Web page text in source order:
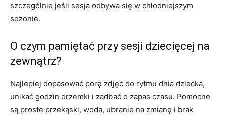
szczególnie jeśli sesja odbywa się w chłodniejszym
sezonie.
O czym pamiętać przy sesji dziecięcej na
zewnątrz?
Najlepiej dopasować porę zdjęć do rytmu dnia dziecka,
unikać godzin drzemki i zadbać o zapas czasu. Pomocne
są proste przekąski, woda, ubranie na zmianę i brak